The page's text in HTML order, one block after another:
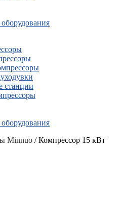
станции
Minnuo / Компрессор 15 кВт